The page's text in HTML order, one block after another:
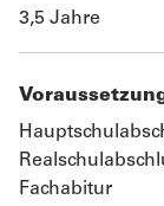
3,5 Jahre
Fachabitur